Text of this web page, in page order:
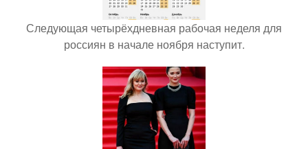
Следующая четырёхдневная рабочая неделя для
россиян в начале ноября наступит.